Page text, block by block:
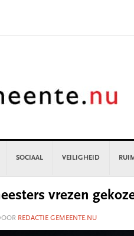
SOCIAAL VEILIGHEID
vrezen
REDACTIE GEMEENTE.NU